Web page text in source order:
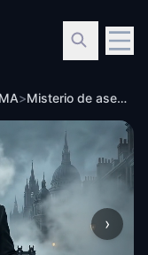
> Misterio de asesinato: Resuelve el caso en Cambridge, MA
›